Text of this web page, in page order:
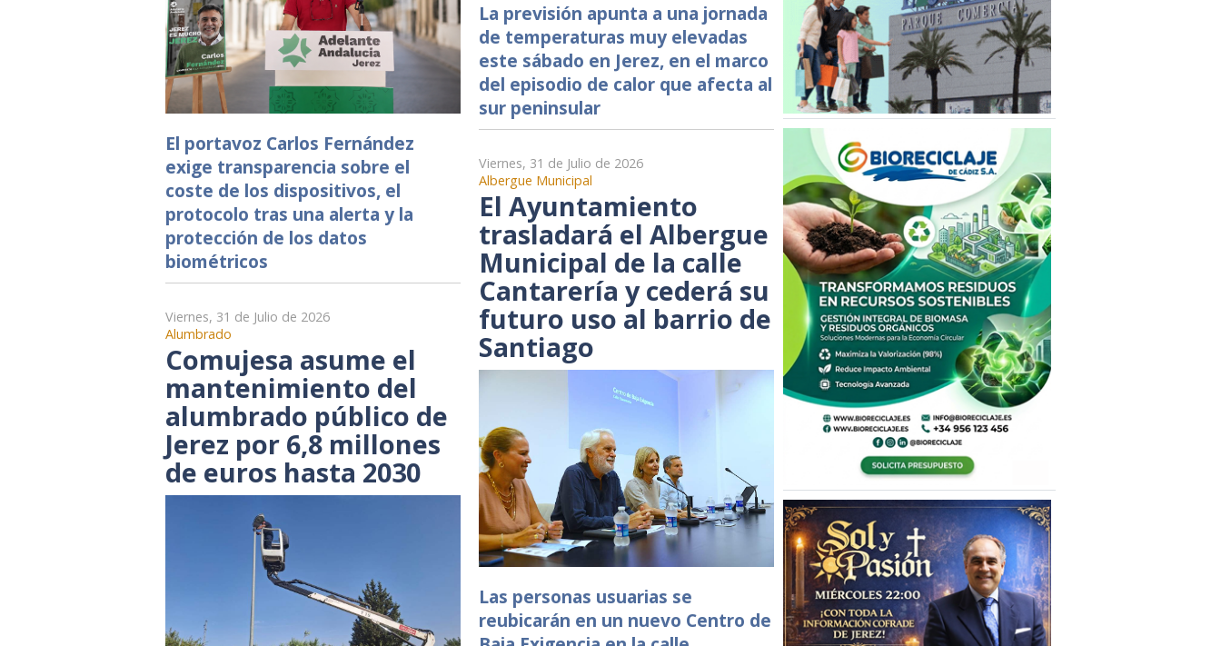
El portavoz Carlos Fernández
exige transparencia sobre el
coste de los dispositivos, el
protocolo tras una alerta y la
protección de los datos
biométricos
Viernes, 31 de Julio de 2026
Alumbrado
Comujesa asume el
mantenimiento del
alumbrado público de
Jerez por 6,8 millones
de euros hasta 2030
La previsión apunta a una jornada
de temperaturas muy elevadas
este sábado en Jerez, en el marco
del episodio de calor que afecta al
sur peninsular
Viernes, 31 de Julio de 2026
Albergue Municipal
El Ayuntamiento
trasladará el Albergue
Municipal de la calle
Cantarería y cederá su
futuro uso al barrio de
Santiago
Las personas usuarias se
reubicarán en un nuevo Centro de